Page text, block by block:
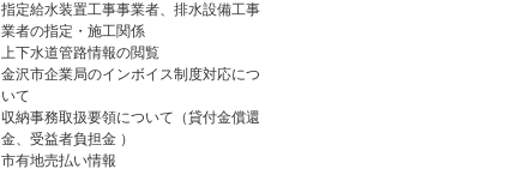
指定給水装置工事事業者、排水設備工事
業者の指定・施工関係
上下水道管路情報の閲覧
金沢市企業局のインボイス制度対応につ
いて
収納事務取扱要領について（貸付金償還
金、受益者負担金 ）
市有地売払い情報